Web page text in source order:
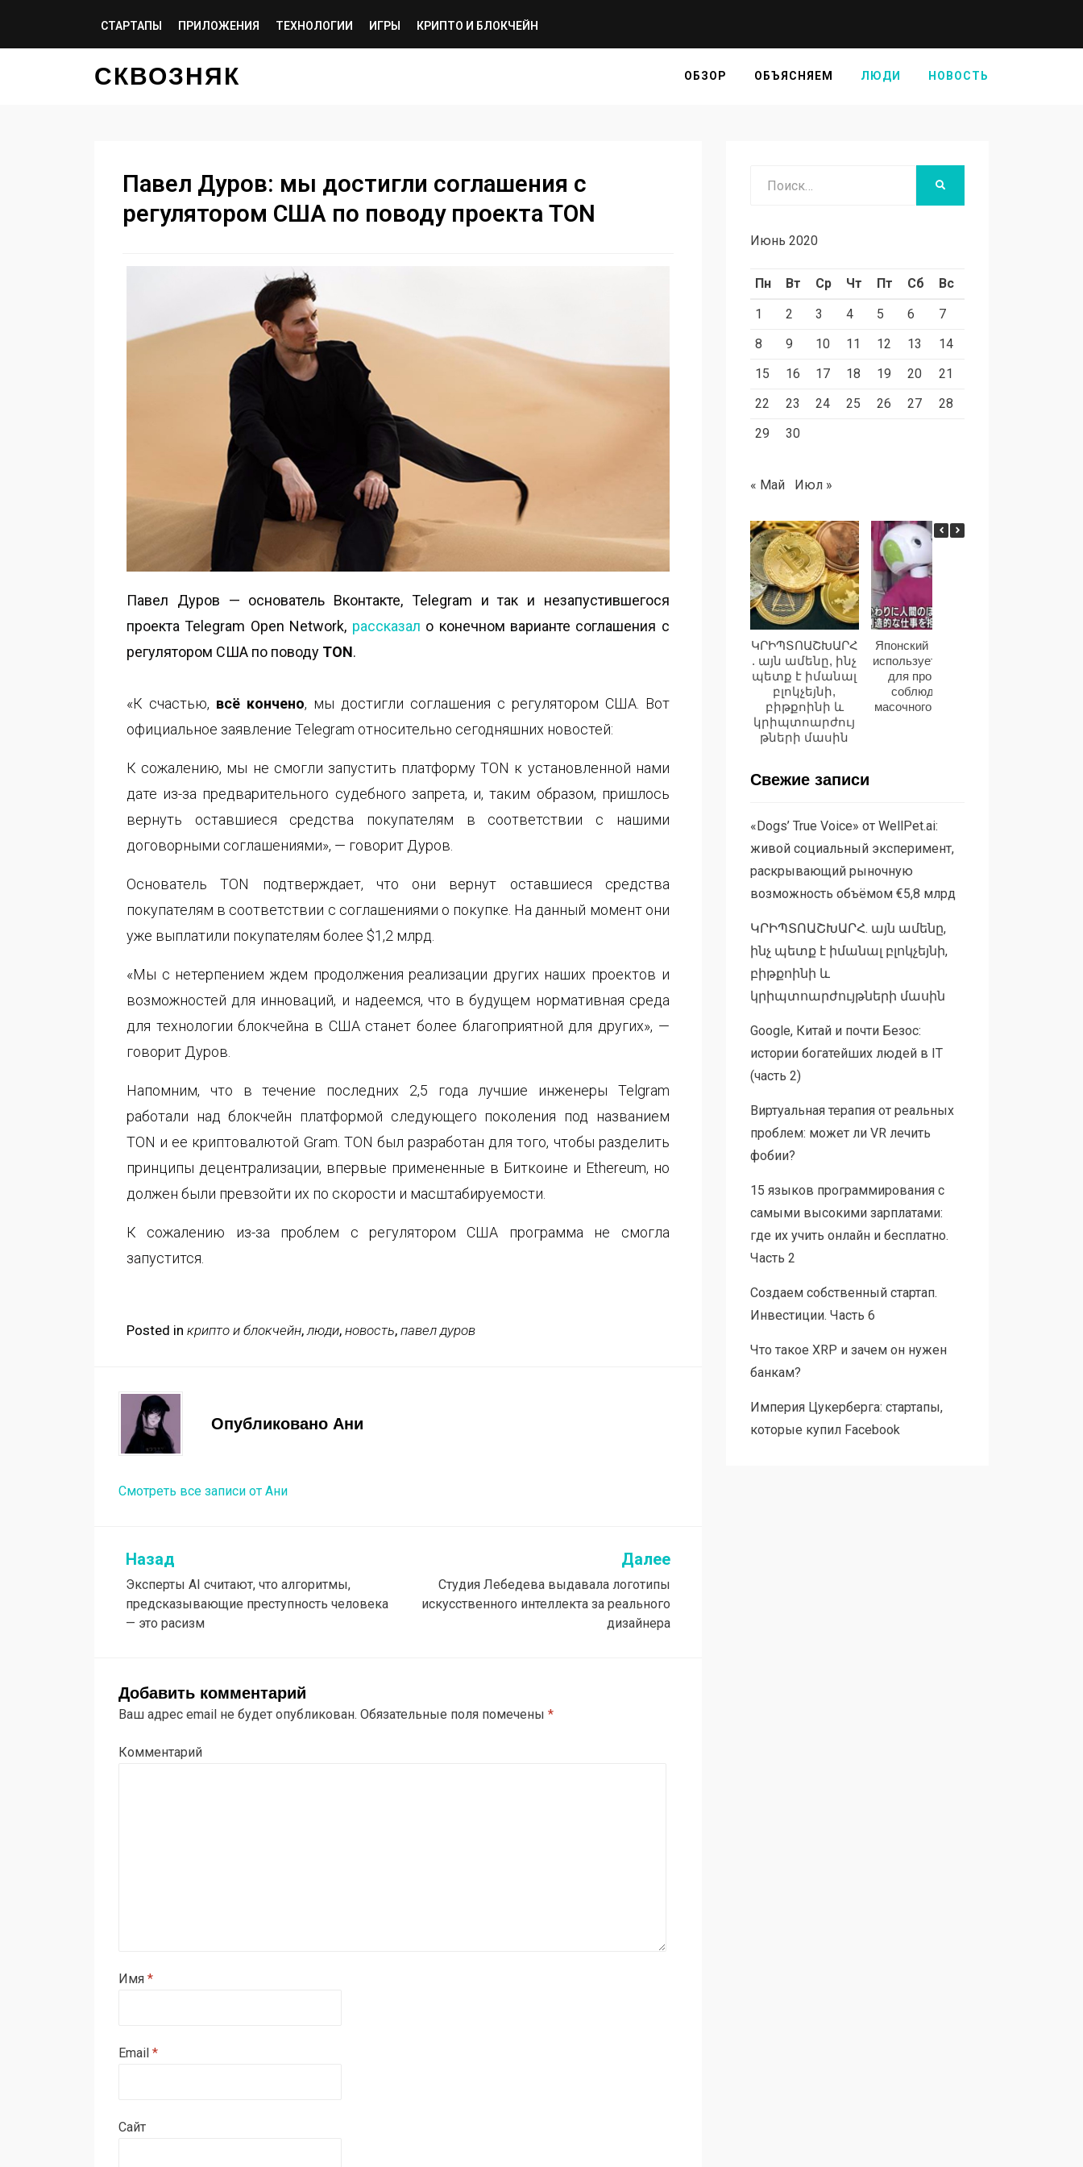
СТАРТАПЫ ПРИЛОЖЕНИЯ ТЕХНОЛОГИИ ИГРЫ КРИПТО И БЛОКЧЕЙН
СКВОЗНЯК ОБЗОР ОБЪЯСНЯЕМ ЛЮДИ НОВОСТЬ
Павел Дуров: мы достигли соглашения с
регулятором США по поводу проекта TON
Павел Дуров — основатель Вконтакте, Telegram и так и незапустившегося
проекта Telegram Open Network, рассказал о конечном варианте соглашения с
регулятором США по поводу TON.
«К счастью, всё кончено, мы достигли соглашения с регулятором США. Вот
официальное заявление Telegram относительно сегодняшних новостей:
К сожалению, мы не смогли запустить платформу TON к установленной нами
дате из-за предварительного судебного запрета, и, таким образом, пришлось
вернуть оставшиеся средства покупателям в соответствии с нашими
договорными соглашениями», — говорит Дуров.
Основатель TON подтверждает, что они вернут оставшиеся средства
покупателям в соответствии с соглашениями о покупке. На данный момент они
уже выплатили покупателям более $1,2 млрд.
«Мы с нетерпением ждем продолжения реализации других наших проектов и
возможностей для инноваций, и надеемся, что в будущем нормативная среда
для технологии блокчейна в США станет более благоприятной для других», —
говорит Дуров.
Напомним, что в течение последних 2,5 года лучшие инженеры Telgram
работали над блокчейн платформой следующего поколения под названием
TON и ее криптовалютой Gram. TON был разработан для того, чтобы разделить
принципы децентрализации, впервые примененные в Биткоине и Ethereum, но
должен были превзойти их по скорости и масштабируемости.
К сожалению из-за проблем с регулятором США программа не смогла
запустится.
Posted in крипто и блокчейн, люди, новость, павел дуров
Опубликовано Ани
Смотреть все записи от Ани
Назад
Эксперты AI считают, что алгоритмы,
предсказывающие преступность человека
— это расизм
Далее
Студия Лебедева выдавала логотипы
искусственного интеллекта за реального
дизайнера
Добавить комментарий
Ваш адрес email не будет опубликован. Обязательные поля помечены *
Комментарий
Имя *
Email *
Сайт
Июнь 2020
Пн Вт Ср Чт Пт Сб
Вс
1
2 3 4 5 6
7
8
9 10 11 12 13
14
15
16 17 18 19 20
21
22
23 24 25 26 27
28
29
30
« Май Июл »
ԿՐԻՊՏՈԱՇԽԱՐՀ
. այն ամենը, ինչ
պետք է իմանալ
բլոկչեյնի,
բիթքոինի և
կրիպտոարժույ
թների մասին
Японский магазин
использует робота
для проверки
соблюдения
масочного режима
Свежие записи
«Dogs’ True Voice» от WellPet.ai:
живой социальный эксперимент,
раскрывающий рыночную
возможность объёмом €5,8 млрд
ԿՐԻՊՏՈԱՇԽԱՐՀ. այն ամենը,
ինչ պետք է իմանալ բլոկչեյնի,
բիթքոինի և
կրիպտոարժույթների մասին
Google, Китай и почти Безос:
истории богатейших людей в IT
(часть 2)
Виртуальная терапия от реальных
проблем: может ли VR лечить
фобии?
15 языков программирования с
самыми высокими зарплатами:
где их учить онлайн и бесплатно.
Часть 2
Создаем собственный стартап.
Инвестиции. Часть 6
Что такое XRP и зачем он нужен
банкам?
Империя Цукерберга: стартапы,
которые купил Facebook